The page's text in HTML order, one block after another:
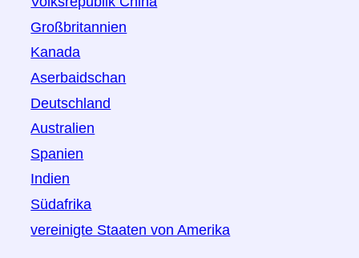
Großbritannien
Kanada
Aserbaidschan
Deutschland
Australien
Spanien
Indien
Südafrika
vereinigte Staaten von Amerika